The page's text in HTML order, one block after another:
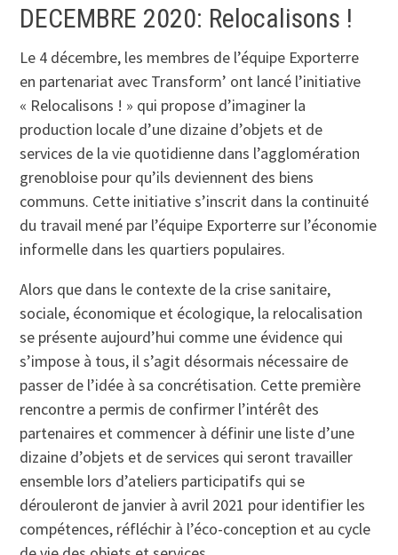
DECEMBRE 2020: Relocalisons !
Le 4 décembre, les membres de l’équipe Exporterre
en partenariat avec Transform’ ont lancé l’initiative
« Relocalisons ! » qui propose d’imaginer la
production locale d’une dizaine d’objets et de
services de la vie quotidienne dans l’agglomération
grenobloise pour qu’ils deviennent des biens
communs. Cette initiative s’inscrit dans la continuité
du travail mené par l’équipe Exporterre sur l’économie
informelle dans les quartiers populaires.
Alors que dans le contexte de la crise sanitaire,
sociale, économique et écologique, la relocalisation
se présente aujourd’hui comme une évidence qui
s’impose à tous, il s’agit désormais nécessaire de
passer de l’idée à sa concrétisation. Cette première
rencontre a permis de confirmer l’intérêt des
partenaires et commencer à définir une liste d’une
dizaine d’objets et de services qui seront travailler
ensemble lors d’ateliers participatifs qui se
dérouleront de janvier à avril 2021 pour identifier les
compétences, réfléchir à l’éco-conception et au cycle